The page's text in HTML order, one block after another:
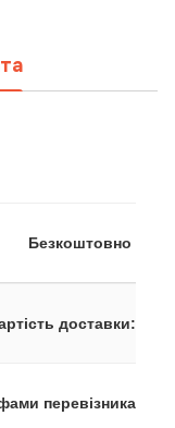
Безкоштовно
доставки:
перевізника